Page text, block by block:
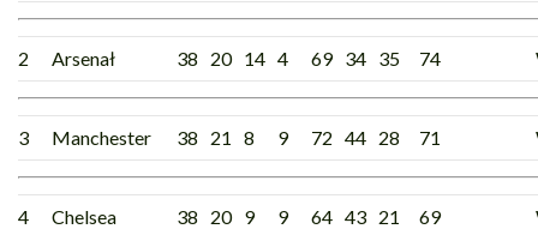
2 Arsenał 38 20 14 4 69 34 35 74
3 Manchester 38 21 8 9 72 44 28 71
4 Chelsea 38 20 9 9 64 43 21 69